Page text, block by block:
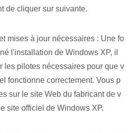
de cliquer sur suivante.
mises à jour nécessaires : ⁢Une fo
l'⁤installation⁤ de Windows XP, il
les pilotes nécessaires pour que v
fonctionne correctement. Vous p
sur le site Web du fabricant de v
site officiel de Windows XP.